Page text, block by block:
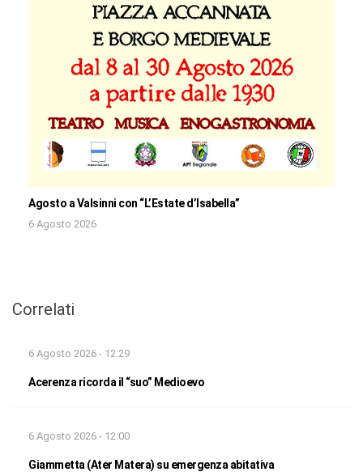
Agosto a Valsinni con “L’Estate d’Isabella”
6 Agosto 2026
Correlati
6 Agosto 2026 - 12:29
Acerenza ricorda il “suo” Medioevo
6 Agosto 2026 - 12:00
Giammetta (Ater Matera) su emergenza abitativa